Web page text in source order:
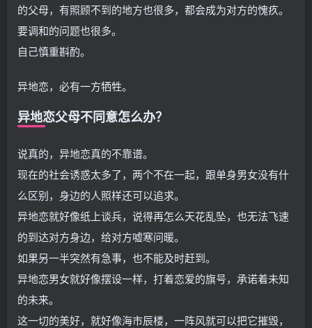
的父母，有照顾不到的地方也很多，都会成为对方的愧疚。
要调和的问题也很多。
自己慎重斟酌。
异地恋，必有一方牺牲。
异地恋父母不同意怎么办？
说真的，异地恋真的不靠谱。
现在的社会诱惑太多了，两个不在一起，跟单身男女没有什
么区别，身边的人照样还可以追求。
异地恋就好像纸上谈兵，说得再怎么天花乱坠，也无法飞速
的到达对方身边，给对方嘘寒问暖。
如果另一半突然有急事，也不能及时赶到。
异地恋男女就好像摆设一样，打着恋爱的旗号，承诺着未知
的未来。
这一切的美好，就好像海市辰楼，一阵风就可以把它摧毁，